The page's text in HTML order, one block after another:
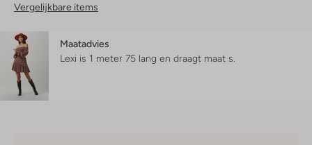
Vergelijkbare items
Maatadvies
Lexi is 1 meter 75 lang en draagt maat s.